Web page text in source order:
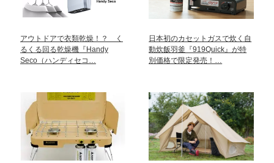
アウトドアで衣類乾燥！？ く
るくる回る乾燥機『Handy
Seco（ハンディセコ…
日本初のカセットガスで炊く自
動炊飯羽釜『919Quick』が特
別価格で限定発売！…